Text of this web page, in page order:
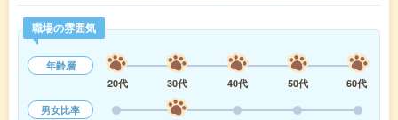
職場の雰囲気
年齢層
20代
30代 40代 50代
60代
男女比率